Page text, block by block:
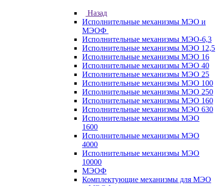
Назад
Исполнительные механизмы МЭО и
МЭОФ
Исполнительные механизмы МЭО-6,3
Исполнительные механизмы МЭО 12,5
Исполнительные механизмы МЭО 16
Исполнительные механизмы МЭО 40
Исполнительные механизмы МЭО 25
Исполнительные механизмы МЭО 100
Исполнительные механизмы МЭО 250
Исполнительные механизмы МЭО 160
Исполнительные механизмы МЭО 630
Исполнительные механизмы МЭО
1600
Исполнительные механизмы МЭО
4000
Исполнительные механизмы МЭО
10000
МЭОФ
Комплектующие механизмы для МЭО